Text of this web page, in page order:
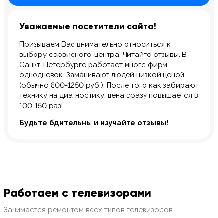
Уважаемые посетители сайта!
Призываем Вас внимательно относиться к
выбору сервисного-центра. Читайте отзывы. В
Санкт-Петербурге работает много фирм-
однодневок. Заманивают людей низкой ценой
(обычно 800-1250 руб.), После того как забирают
технику на диагностику, цена сразу повышается в
100-150 раз!
Будьте бдительны и изучайте отзывы!
Работаем с телевизорами
Занимается ремонтом всех типов телевизоров